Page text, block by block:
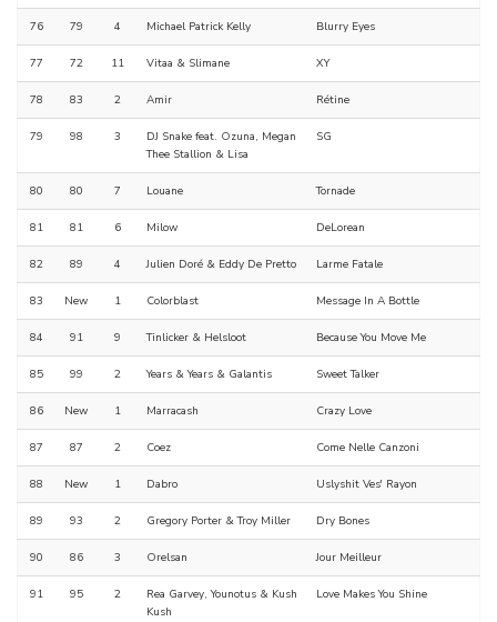
76 79 4 Michael Patrick Kelly Blurry Eyes
77 72 11 Vitaa & Slimane XY
78 83 2 Amir Rétine
79 98 3
DJ Snake feat. Ozuna, Megan
Thee Stallion & Lisa
SG
80 80 7 Louane Tornade
81 81 6 Milow DeLorean
82 89 4 Julien Doré & Eddy De Pretto Larme Fatale
83 New 1 Colorblast Message In A Bottle
84 91 9 Tinlicker & Helsloot Because You Move Me
85 99 2 Years & Years & Galantis Sweet Talker
86 New 1 Marracash Crazy Love
87 87 2 Coez Come Nelle Canzoni
88 New 1 Dabro Uslyshit Ves' Rayon
89 93 2 Gregory Porter & Troy Miller Dry Bones
90 86 3 Orelsan Jour Meilleur
91 95 2
Rea Garvey, Younotus & Kush
Kush
Love Makes You Shine